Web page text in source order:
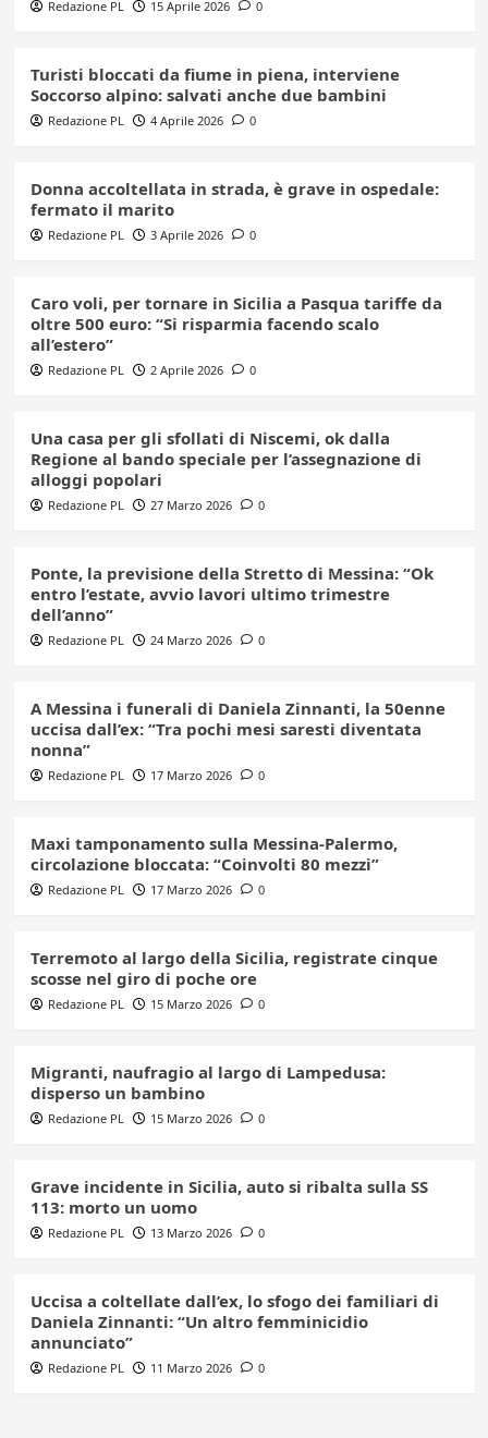
Redazione PL 15 Aprile 2026 0
Turisti bloccati da fiume in piena, interviene
Soccorso alpino: salvati anche due bambini
Redazione PL 4 Aprile 2026 0
Donna accoltellata in strada, è grave in ospedale:
fermato il marito
Redazione PL 3 Aprile 2026 0
Caro voli, per tornare in Sicilia a Pasqua tariffe da
oltre 500 euro: “Si risparmia facendo scalo
all’estero”
Redazione PL 2 Aprile 2026 0
Una casa per gli sfollati di Niscemi, ok dalla
Regione al bando speciale per l’assegnazione di
alloggi popolari
Redazione PL 27 Marzo 2026 0
Ponte, la previsione della Stretto di Messina: “Ok
entro l’estate, avvio lavori ultimo trimestre
dell’anno”
Redazione PL 24 Marzo 2026 0
A Messina i funerali di Daniela Zinnanti, la 50enne
uccisa dall’ex: “Tra pochi mesi saresti diventata
nonna”
Redazione PL 17 Marzo 2026 0
Maxi tamponamento sulla Messina-Palermo,
circolazione bloccata: “Coinvolti 80 mezzi”
Redazione PL 17 Marzo 2026 0
Terremoto al largo della Sicilia, registrate cinque
scosse nel giro di poche ore
Redazione PL 15 Marzo 2026 0
Migranti, naufragio al largo di Lampedusa:
disperso un bambino
Redazione PL 15 Marzo 2026 0
Grave incidente in Sicilia, auto si ribalta sulla SS
113: morto un uomo
Redazione PL 13 Marzo 2026 0
Uccisa a coltellate dall’ex, lo sfogo dei familiari di
Daniela Zinnanti: “Un altro femminicidio
annunciato”
Redazione PL 11 Marzo 2026 0